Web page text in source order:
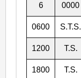
6 0000
0600 S.T.S.
1200 T.S.
1800 T.S.